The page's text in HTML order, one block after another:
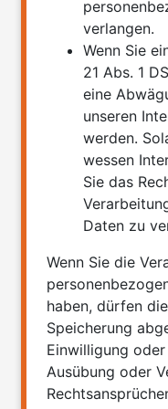
verlangen.
Wenn Sie
21 Abs. 1
eine
unseren
werden.
wessen
Sie das
Daten zu
Wenn Sie die
haben, dürfen
Speicherung
Einwilligung
Ausübung oder